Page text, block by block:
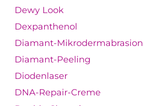
Dewy Look
Dexpanthenol
Diamant-Mikrodermabrasion
Diamant-Peeling
Diodenlaser
DNA-Repair-Creme